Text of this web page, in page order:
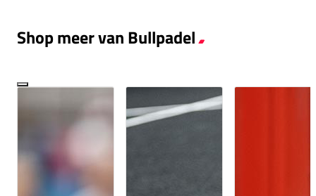
Shop meer van Bullpadel